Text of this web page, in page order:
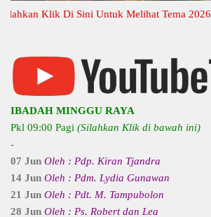
Klik Di Sini Untuk Melihat Tema 2026
IBADAH MINGGU RAYA
Pkl 09:00 Pagi (Silahkan Klik di bawah ini)
-
07 Jun Oleh : Pdp. Kiran Tjandra
14 Jun Oleh : Pdm. Lydia Gunawan
21 Jun Oleh : Pdt. M. Tampubolon
28 Jun Oleh : Ps. Robert dan Lea